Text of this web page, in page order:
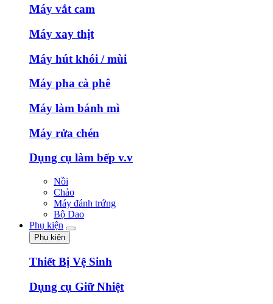
Máy vắt cam
Máy xay thịt
Máy hút khói / mùi
Máy pha cà phê
Máy làm bánh mì
Máy rửa chén
Dụng cụ làm bếp v.v
Nồi
Chảo
Máy đánh trứng
Bộ Dao
Phụ kiện
Phụ kiện
Thiết Bị Vệ Sinh
Dụng cụ Giữ Nhiệt